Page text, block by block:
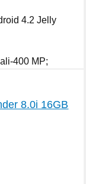
4.2 Jelly
400 MP;
8.0i 16GB